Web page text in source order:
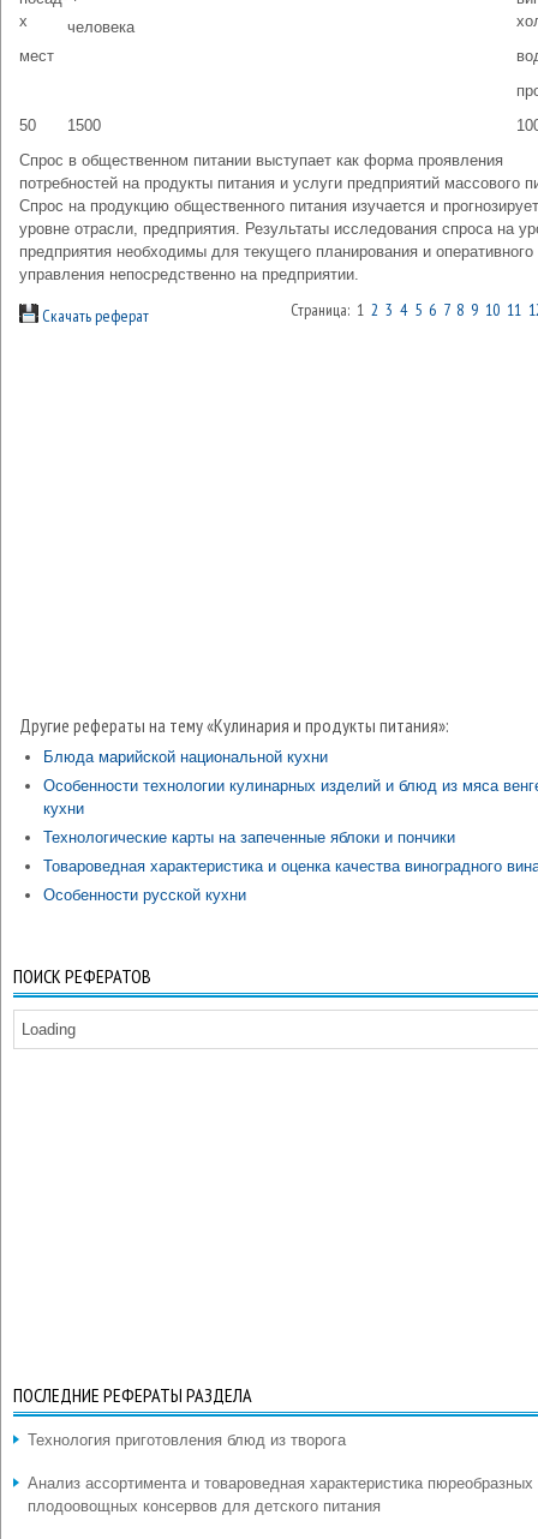
х
мест
человека
50
1500
Спрос в общественном питании выступает как форма проявления
потребностей на продукты питания и услуги предприятий массового
Спрос на продукцию общественного питания изучается и
уровне отрасли, предприятия. Результаты исследования спроса на
предприятия необходимы для текущего планирования и оперативного
управления непосредственно на предприятии.
Скачать реферат Страница: 1 2 3 4 5 6 7 8 9 10 11
Другие рефераты на тему «Кулинария и продукты питания»:
Блюда марийской национальной кухни
Особенности технологии кулинарных изделий и блюд из мяса
кухни
Технологические карты на запеченные яблоки и пончики
Товароведная характеристика и оценка качества виноградного
Особенности русской кухни
ПОИСК РЕФЕРАТОВ
Loading
ПОСЛЕДНИЕ РЕФЕРАТЫ РАЗДЕЛА
Технология приготовления блюд из творога
Анализ ассортимента и товароведная характеристика пюреобразных
плодоовощных консервов для детского питания